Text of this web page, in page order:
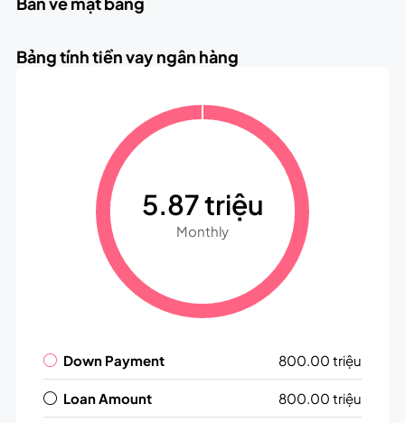
Bảng tính tiền vay ngân hàng
5.87 triệu
Monthly
Down Payment 800.00 triệu
Loan Amount 800.00 triệu